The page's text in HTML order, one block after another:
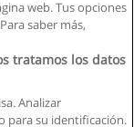
web. Tus opciones
saber más,
tratamos los datos
Analizar
para su identificación.